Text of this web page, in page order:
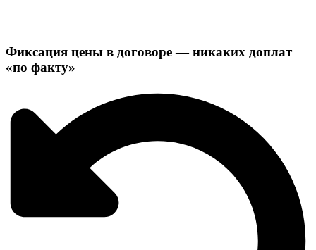
Фиксация цены в договоре — никаких доплат
«по факту»